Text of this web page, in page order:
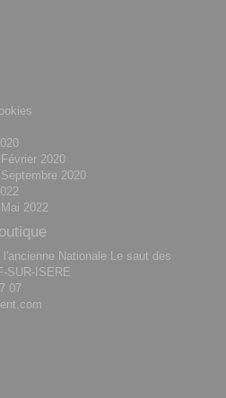
2020
2020
2022
Nationale Le saut des
SUR-ISERE
07